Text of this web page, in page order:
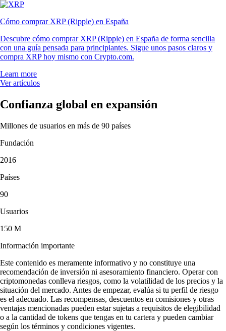
Cómo comprar XRP (Ripple) en España
Descubre cómo comprar XRP (Ripple) en España de forma sencilla
con una guía pensada para principiantes. Sigue unos pasos claros y
compra XRP hoy mismo con Crypto.com.
Learn more
Ver artículos
Confianza global en expansión
Millones de usuarios en más de 90 países
Fundación
2016
Países
90
Usuarios
150 M
Información importante
Este contenido es meramente informativo y no constituye una
recomendación de inversión ni asesoramiento financiero. Operar con
criptomonedas conlleva riesgos, como la volatilidad de los precios y la
situación del mercado. Antes de empezar, evalúa si tu perfil de riesgo
es el adecuado. Las recompensas, descuentos en comisiones y otras
ventajas mencionadas pueden estar sujetas a requisitos de elegibilidad
o a la cantidad de tokens que tengas en tu cartera y pueden cambiar
según los términos y condiciones vigentes.